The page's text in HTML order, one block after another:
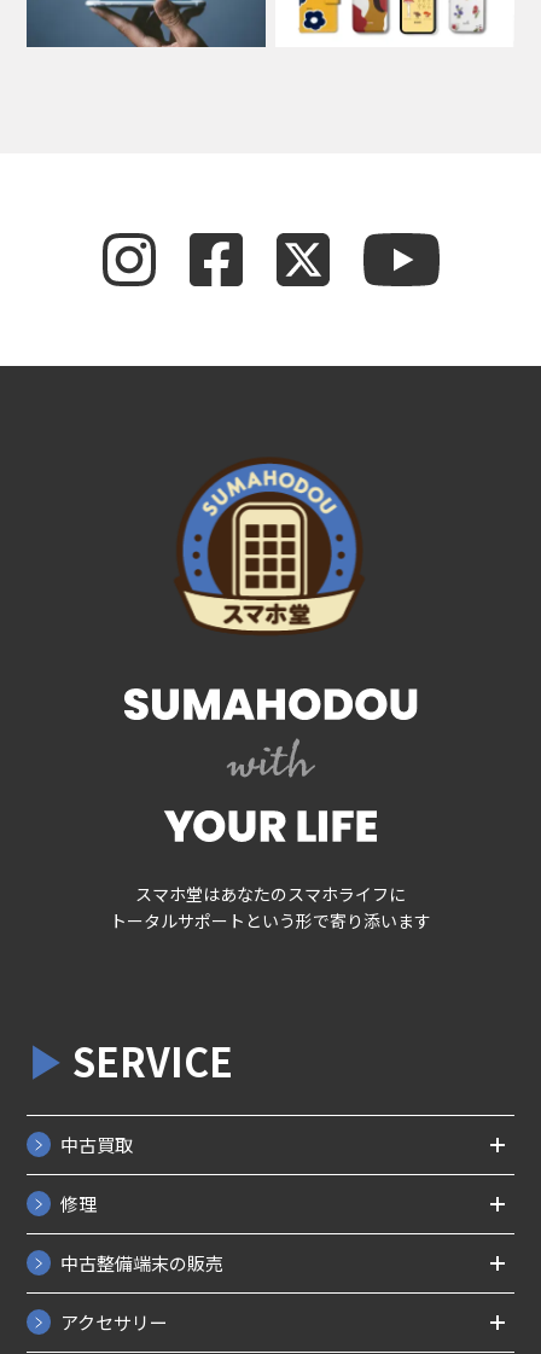
スマホ堂はあなたのスマホライフに
トータルサポートという形で寄り添います
SERVICE
中古買取
修理
中古整備端末の販売
アクセサリー